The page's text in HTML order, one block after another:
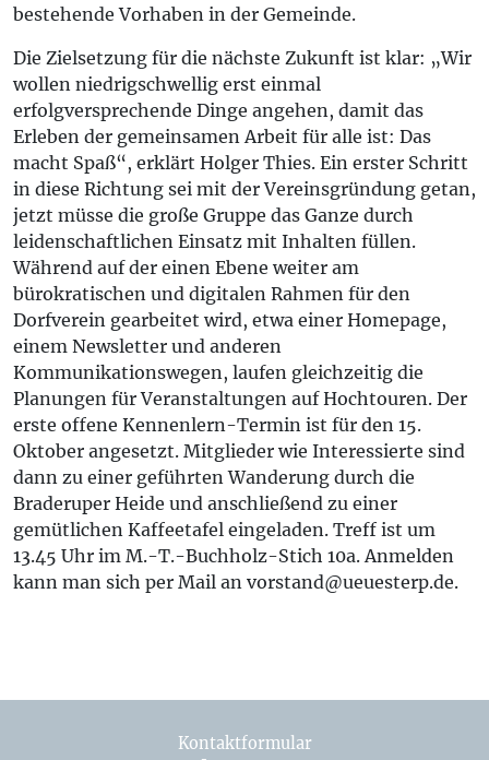
bestehende Vorhaben in der Gemeinde.
Die Zielsetzung für die nächste Zukunft ist klar: „Wir
wollen niedrigschwellig erst einmal
erfolgversprechende Dinge angehen, damit das
Erleben der gemeinsamen Arbeit für alle ist: Das
macht Spaß“, erklärt Holger Thies. Ein erster Schritt
in diese Richtung sei mit der Vereinsgründung getan,
jetzt müsse die große Gruppe das Ganze durch
leidenschaftlichen Einsatz mit Inhalten füllen.
Während auf der einen Ebene weiter am
bürokratischen und digitalen Rahmen für den
Dorfverein gearbeitet wird, etwa einer Homepage,
einem Newsletter und anderen
Kommunikationswegen, laufen gleichzeitig die
Planungen für Veranstaltungen auf Hochtouren. Der
erste offene Kennenlern-Termin ist für den 15.
Oktober angesetzt. Mitglieder wie Interessierte sind
dann zu einer geführten Wanderung durch die
Braderuper Heide und anschließend zu einer
gemütlichen Kaffeetafel eingeladen. Treff ist um
13.45 Uhr im M.-T.-Buchholz-Stich 10a. Anmelden
kann man sich per Mail an vorstand@ueuesterp.de.
Kontaktformular